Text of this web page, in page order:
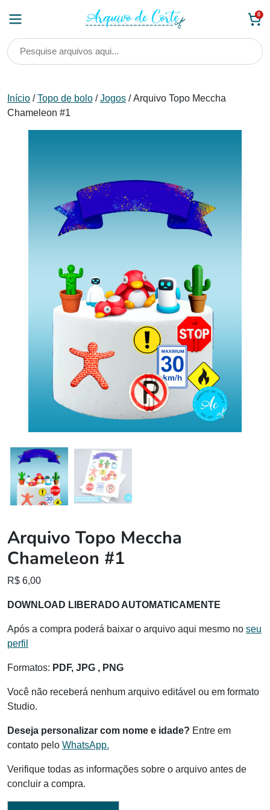
0
Início /Topo de bolo /Jogos / Arquivo Topo Meccha
Chameleon #1
Arquivo Topo Meccha
Chameleon #1
R$ 6,00
DOWNLOAD LIBERADO AUTOMATICAMENTE
Após a compra poderá baixar o arquivo aqui mesmo no seu
perfil
Formatos: PDF, JPG , PNG
Você não receberá nenhum arquivo editável ou em formato
Studio.
Deseja personalizar com nome e idade? Entre em
contato pelo WhatsApp.
Verifique todas as informações sobre o arquivo antes de
concluir a compra.